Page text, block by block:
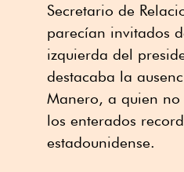
Secretario de
parecían invitados
izquierda del
destacaba la
Manero, a quien
los enterados
estadounidense.